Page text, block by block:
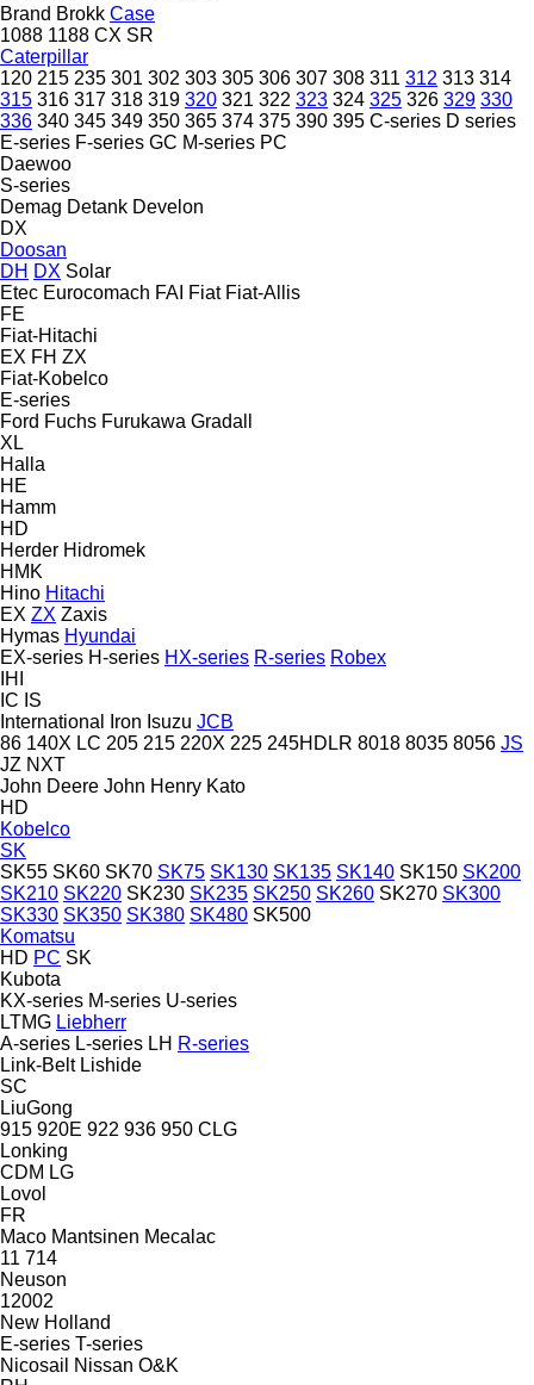
Brand Brokk Case
1088 1188 CX SR
Caterpillar
120 215 235 301 302 303 305 306 307 308 311 312 313 314
315 316 317 318 319 320 321 322 323 324 325 326 329 330
336 340 345 349 350 365 374 375 390 395 C-series D series
E-series F-series GC M-series PC
Daewoo
S-series
Demag Detank Develon
DX
Doosan
DH DX Solar
Etec Eurocomach FAI Fiat Fiat-Allis
FE
Fiat-Hitachi
EX FH ZX
Fiat-Kobelco
E-series
Ford Fuchs Furukawa Gradall
XL
Halla
HE
Hamm
HD
Herder Hidromek
HMK
Hino Hitachi
EX ZX Zaxis
Hymas Hyundai
EX-series H-series HX-series R-series Robex
IHI
IC IS
International
Iron Isuzu JCB
86 140X LC 205 215 220X 225 245HDLR 8018 8035 8056 JS
JZ NXT
John Deere John Henry Kato
HD
Kobelco
SK
SK55 SK60 SK70 SK75 SK130 SK135 SK140 SK150 SK200
SK210 SK220 SK230 SK235 SK250 SK260 SK270 SK300
SK330 SK350 SK380 SK480 SK500
Komatsu
HD PC SK
Kubota
KX-series M-series U-series
LTMG Liebherr
A-series L-series LH R-series
Link-Belt Lishide
SC
LiuGong
915 920E 922 936 950 CLG
Lonking
CDM LG
Lovol
FR
Maco Mantsinen Mecalac
11 714
Neuson
12002
New Holland
E-series T-series
Nicosail
Nissan O&K